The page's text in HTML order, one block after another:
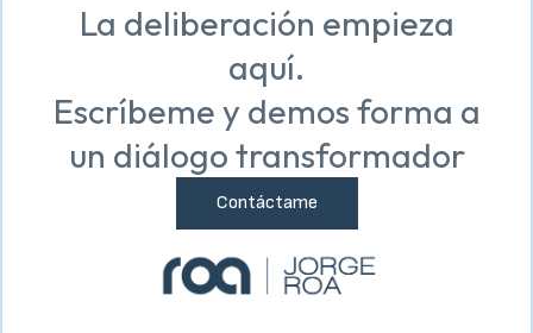
La deliberación empieza
aquí.
Escríbeme y demos forma a
un diálogo transformador
Contáctame